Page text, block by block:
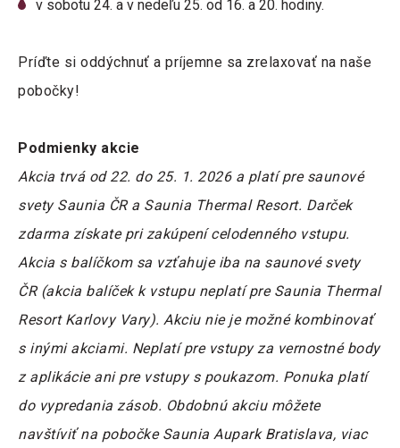
v sobotu 24. a v nedeľu 25. od 16. a 20. hodiny.
Príďte si oddýchnuť a príjemne sa zrelaxovať na naše
pobočky!
Podmienky akcie
Akcia trvá od 22. do 25. 1. 2026 a platí pre saunové
svety Saunia ČR a Saunia Thermal Resort. Darček
zdarma získate pri zakúpení celodenného vstupu.
Akcia s balíčkom sa vzťahuje iba na saunové svety
ČR (akcia balíček k vstupu neplatí pre Saunia Thermal
Resort Karlovy Vary). Akciu nie je možné kombinovať
s inými akciami. Neplatí pre vstupy za vernostné body
z aplikácie ani pre vstupy s poukazom. Ponuka platí
do vypredania zásob. Obdobnú akciu môžete
navštíviť na pobočke Saunia Aupark Bratislava, viac